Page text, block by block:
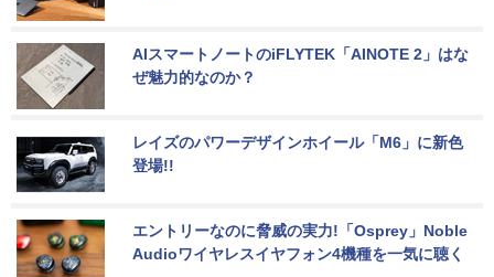
AIスマートノートのiFLYTEK「AINOTE 2」はな
ぜ魅力的なのか？
レイズのパワーデザインホイール「M6」に新色
登場!!
エントリーなのに脅威の実力!「Osprey」Noble
Audioワイヤレスイヤフォン4機種を一気に聴く